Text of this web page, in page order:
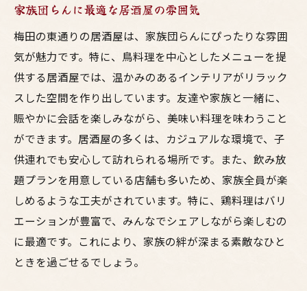
家族団らんに最適な居酒屋の雰囲気
梅田の東通りの居酒屋は、家族団らんにぴったりな雰囲
気が魅力です。特に、鳥料理を中心としたメニューを提
供する居酒屋では、温かみのあるインテリアがリラック
スした空間を作り出しています。友達や家族と一緒に、
賑やかに会話を楽しみながら、美味い料理を味わうこと
ができます。居酒屋の多くは、カジュアルな環境で、子
供連れでも安心して訪れられる場所です。また、飲み放
題プランを用意している店舗も多いため、家族全員が楽
しめるような工夫がされています。特に、鶏料理はバリ
エーションが豊富で、みんなでシェアしながら楽しむの
に最適です。これにより、家族の絆が深まる素敵なひと
ときを過ごせるでしょう。